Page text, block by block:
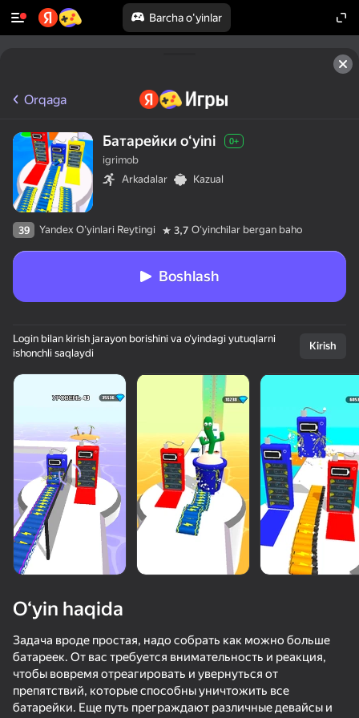
Barcha o'yinlar
50+ top o‘yinlar, ularni o‘ynaydilar
hatto «o‘ynamaydigan» odamlar ham
Дорожная Империя
Гоняй на Гибкой Машинке
63
Игра в кальмара 3: новые испытания
Orqaga
Батарейки oʻyini 0+
igrimob
Arkadalar
Kazual
39 Yandex O'yinlari Reytingi 3,7 Oʻyinchilar bergan baho
Boshlash
Login bilan kirish jarayon borishini va o‘yindagi yutuqlarni
ishonchli saqlaydi
Kirish
O‘yin haqida
Задача вроде простая, надо собрать как можно больше
батареек. От вас требуется внимательность и реакция,
чтобы вовремя отреагировать и увернуться от
препятствий, которые способны уничтожить все
батарейки. Еще путь преграждают различные девайсы и